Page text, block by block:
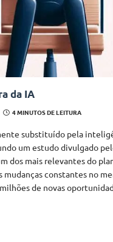
da IA
4 MINUTOS DE LEITURA
substituído pela
um estudo divulgado
dos mais relevantes do
constantes no
de novas